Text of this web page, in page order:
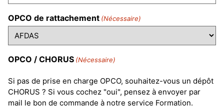
OPCO de rattachement (Nécessaire)
OPCO / CHORUS (Nécessaire)
Si pas de prise en charge OPCO, souhaitez-vous un dépôt
CHORUS ? Si vous cochez "oui", pensez à envoyer par
mail le bon de commande à notre service Formation.